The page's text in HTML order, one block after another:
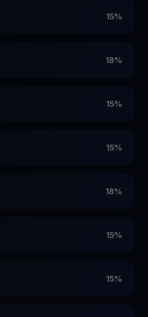
15%
18%
15%
15%
18%
15%
15%